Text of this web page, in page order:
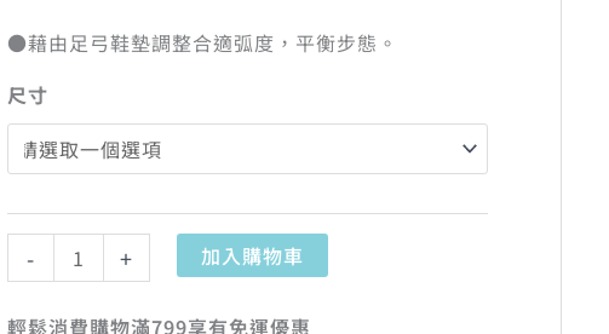
●藉由足弓鞋墊調整合適弧度，平衡步態。
尺寸
- + 加入購物車
輕鬆消費購物滿799享有免運優惠